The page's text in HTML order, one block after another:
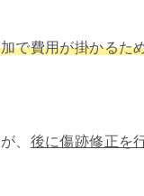
で費用が掛かるた
、 後に傷跡修正を